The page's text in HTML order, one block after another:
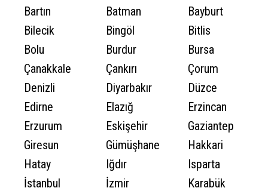
Bartın
Batman
Bayburt
Bilecik
Bingöl
Bitlis
Bolu
Burdur
Bursa
Çanakkale
Çankırı
Çorum
Denizli
Diyarbakır
Düzce
Edirne
Elazığ
Erzincan
Erzurum
Eskişehir
Gaziantep
Giresun
Gümüşhane
Hakkari
Hatay
Iğdır
Isparta
İstanbul
İzmir
Karabük